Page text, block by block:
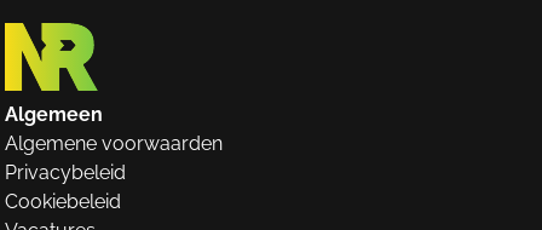
Algemeen
Algemene voorwaarden
Privacybeleid
Cookiebeleid